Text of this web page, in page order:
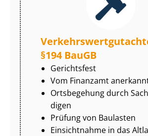
§194 BauGB
Gerichtsfest
Vom Finanzamt
Ortsbegehung durch
di­gen
Prüfung von Baulasten
Einsichtnahme in das